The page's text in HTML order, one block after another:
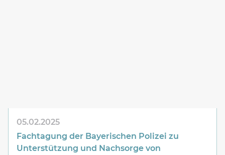
05.02.2025
Fachtagung der Bayerischen Polizei zu
Unterstützung und Nachsorge von